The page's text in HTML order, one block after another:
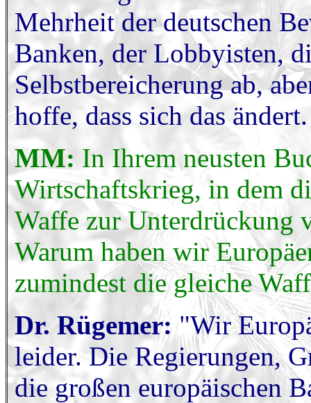
Mehrheit der deutschen
Banken, der Lobbyisten,
Selbstbereicherung ab,
hoffe, dass sich das ändert.
MM: In Ihrem neusten
Wirtschaftskrieg, in dem
Waffe zur Unterdrückung
Warum haben wir
zumindest die gleiche
Dr. Rügemer: "Wir
leider. Die Regierungen,
die großen europäischen